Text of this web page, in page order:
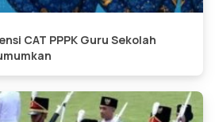
CAT PPPK Guru Sekolah